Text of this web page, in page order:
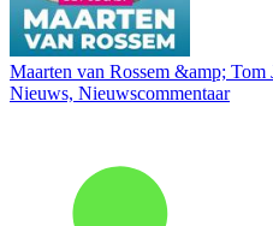
Maarten van Rossem &amp; Tom
Nieuws, Nieuwscommentaar